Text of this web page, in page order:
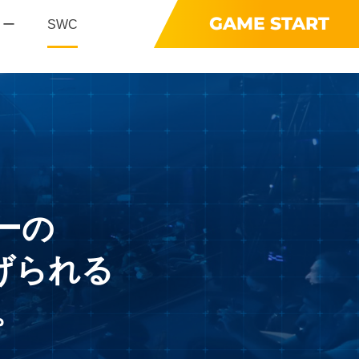
SWC GAME START
の
られる